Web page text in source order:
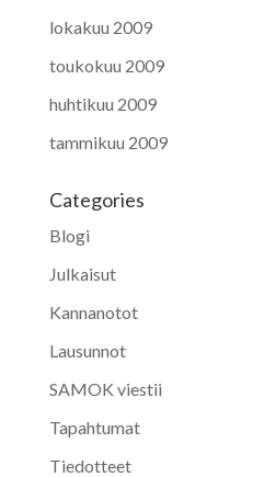
lokakuu 2009
toukokuu 2009
huhtikuu 2009
tammikuu 2009
Categories
Blogi
Julkaisut
Kannanotot
Lausunnot
SAMOK viestii
Tapahtumat
Tiedotteet